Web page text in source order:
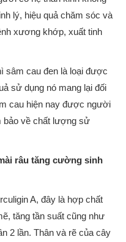
lý, hiệu quả chăm sóc và
xương khớp, xuất tinh
sâm cau đen là loại được
sử dụng nó mang lại đối
cau hiện nay được người
bảo về chất lượng sử
râu tăng cường sinh
A, đây là hợp chất
tăng tần suất cũng như
2 lần. Thân và rẽ của cây